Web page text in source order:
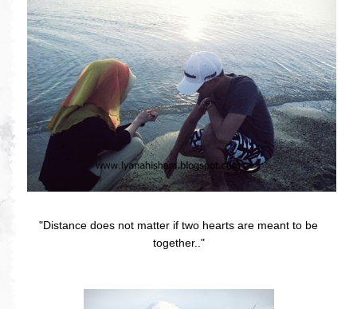
"Distance does not matter if two hearts are meant to be
together.."